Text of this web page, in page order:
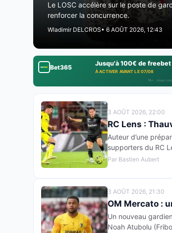
Le LOSC accélère sur le poste de
renforcer la concurrence.
Wladimir DELCROS• 6 AOÛT 2026, 12:43
Bet365 Jusqu'à 100€ de
À ACTIVER AVANT LE 07/08
18+ · Jouer
3 AOÛT 2026, 22:00
RC Lens :
Auteur d’une
supporters du RC
Par Bastien Aubert
3 AOÛT 2026, 21:30
OM Mercato :
Un nouveau
Noah Atubolu